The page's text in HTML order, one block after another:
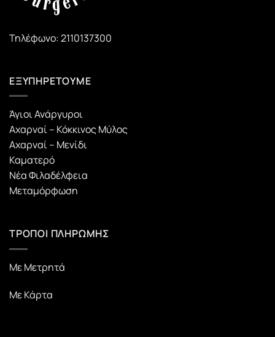
Τηλέφωνο: 2110137300
ΕΞΥΠΗΡΕΤΟΥΜΕ
Άγιοι Ανάργυροι
Αχαρναί – Κόκκινος Μύλος
Αχαρναί – Μενίδι
Καματερό
Νέα Φιλαδέλφεια
Μεταμόρφωση
ΤΡΟΠΟΙ ΠΛΗΡΩΜΗΣ
Με Μετρητά
Με Κάρτα